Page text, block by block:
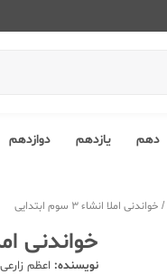
دهم یازدهم دوازدهم
/ خواندنی املا انشاء 3 سوم ابتدایی
خواندنی املا
نویسنده: اعظم